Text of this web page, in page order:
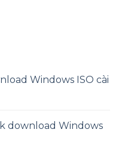
Windows ISO cài
download Windows